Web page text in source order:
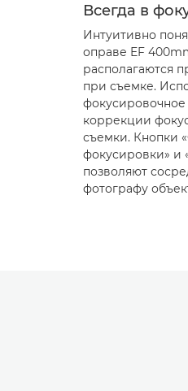
Всегда в
Интуитивно
оправе EF
располагаются
при съемке.
коррекции
съемки. Кнопки
фокусировки» и
позволяют
фотографу